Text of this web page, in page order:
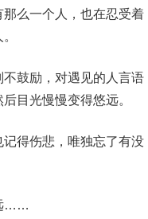
么一个人，也在忍受着
鼓励，对遇见的人言语
目光慢慢变得悠远。
得伤悲，唯独忘了有没
……